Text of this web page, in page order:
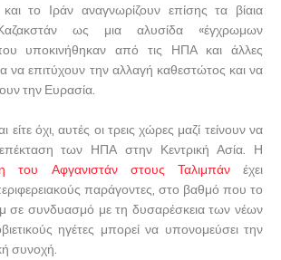
το Ιράν αναγνωρίζουν επίσης τα βίαια
ως μια αλυσίδα «έγχρωμων
υποκινήθηκαν από τις ΗΠΑ και άλλες
να επιτύχουν την αλλαγή καθεστώτος και να
την Ευρασία.
είτε όχι, αυτές οι τρεις χώρες μαζί τείνουν να
των ΗΠΑ στην Κεντρική Ασία. Η
του Αφγανιστάν στους Ταλιμπάνέχει
παράγοντες, στο βαθμό που το
σε συνδυασμό με τη δυσαρέσκεια των νέων
ηγέτες μπορεί να υπονομεύσει την
συνοχή.